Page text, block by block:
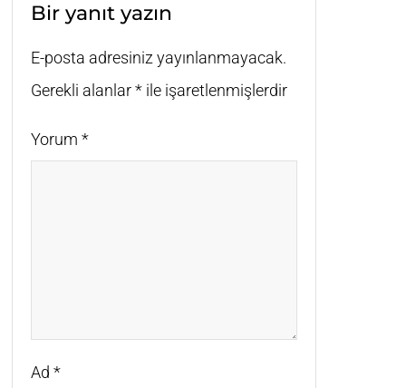
Bir yanıt yazın
E-posta adresiniz yayınlanmayacak.
Gerekli alanlar* ile işaretlenmişlerdir
Yorum *
Ad *